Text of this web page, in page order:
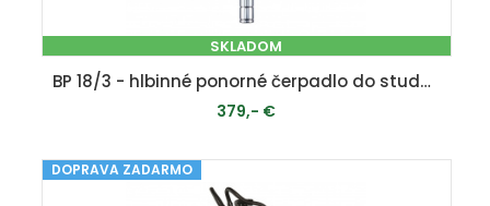
SKLADOM
BP 18/3 - hlbinné ponorné čerpadlo do studní a vrtov
379,- €
PRIDAŤ DO KOŠÍKA
DOPRAVA ZADARMO